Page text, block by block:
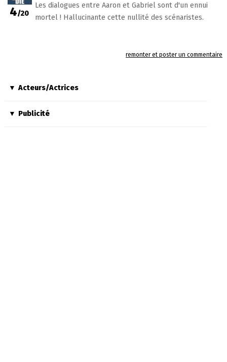
4/20
Les dialogues entre Aaron et Gabriel sont d'un ennui
mortel ! Hallucinante cette nullité des scénaristes.
remonter et poster un commentaire
Acteurs/Actrices
Publicité